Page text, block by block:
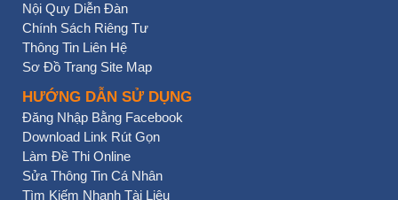
Nội Quy Diễn Đàn
Chính Sách Riêng Tư
Thông Tin Liên Hệ
Sơ Đồ Trang Site Map
HƯỚNG DẪN SỬ DỤNG
Đăng Nhập Bằng Facebook
Download Link Rút Gọn
Làm Đề Thi Online
Sửa Thông Tin Cá Nhân
Tìm Kiếm Nhanh Tài Liệu